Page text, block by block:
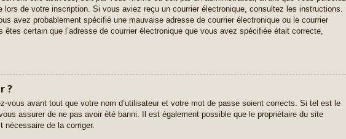
de votre inscription. Si vous aviez reçu un courrier électronique, consultez les instructions.
avez probablement spécifié une mauvaise adresse de courrier électronique ou le courrier
certain que l’adresse de courrier électronique que vous avez spécifiée était correcte,
?
vous avant tout que votre nom d’utilisateur et votre mot de passe soient corrects. Si tel est le
assurer de ne pas avoir été banni. Il est également possible que le propriétaire du site
nécessaire de la corriger.